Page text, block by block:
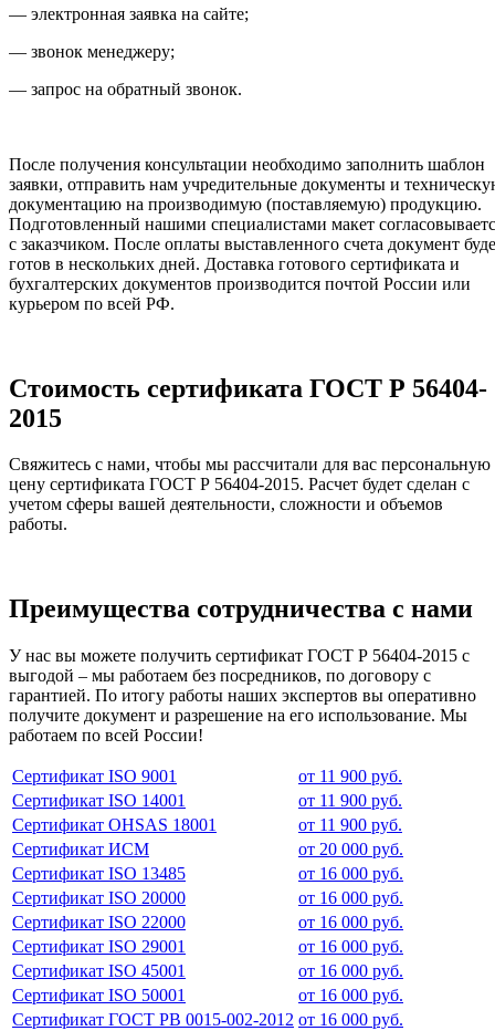
— электронная заявка на сайте;
— звонок менеджеру;
— запрос на обратный звонок.
После получения консультации необходимо заполнить шаблон
заявки, отправить нам учредительные документы и
документацию на производимую (поставляемую) продукцию.
Подготовленный нашими специалистами макет
с заказчиком. После оплаты выставленного счета документ
готов в нескольких дней. Доставка готового сертификата и
бухгалтерских документов производится почтой России или
курьером по всей РФ.
Стоимость сертификата ГОСТ Р 56404-
2015
Свяжитесь с нами, чтобы мы рассчитали для вас персональную
цену сертификата ГОСТ Р 56404-2015. Расчет будет сделан с
учетом сферы вашей деятельности, сложности и объемов
работы.
Преимущества сотрудничества с нами
У нас вы можете получить сертификат ГОСТ Р 56404-2015 с
выгодой – мы работаем без посредников, по договору с
гарантией. По итогу работы наших экспертов вы оперативно
получите документ и разрешение на его использование. Мы
работаем по всей России!
Сертификат ISO 9001
от 11 900 руб.
Сертификат ISO 14001
от 11 900 руб.
Сертификат OHSAS 18001
от 11 900 руб.
Сертификат ИСМ
от 20 000 руб.
Сертификат ISO 13485
от 16 000 руб.
Сертификат ISO 20000
от 16 000 руб.
Сертификат ISO 22000
от 16 000 руб.
Сертификат ISO 29001
от 16 000 руб.
Сертификат ISO 45001
от 16 000 руб.
Сертификат ISO 50001
от 16 000 руб.
Сертификат ГОСТ РВ 0015-002-2012 от 16 000 руб.